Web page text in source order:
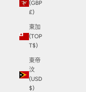
(GBP
£)
東加
(TOP
T$)
東帝
汶
(USD
$)